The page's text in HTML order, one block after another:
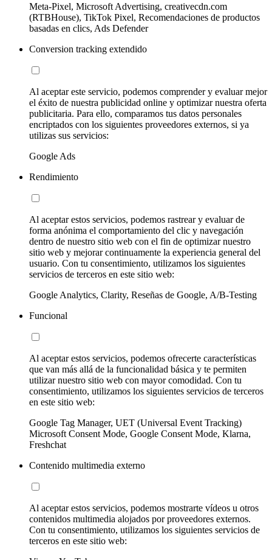
Meta-Pixel, Microsoft Advertising, creativecdn.com
(RTBHouse), TikTok Pixel, Recomendaciones de productos
basadas en clics, Ads Defender
Conversion tracking extendido
Al aceptar este servicio, podemos comprender y evaluar mejor
el éxito de nuestra publicidad online y optimizar nuestra oferta
publicitaria. Para ello, comparamos tus datos personales
encriptados con los siguientes proveedores externos, si ya
utilizas sus servicios:
Google Ads
Rendimiento
Al aceptar estos servicios, podemos rastrear y evaluar de
forma anónima el comportamiento del clic y navegación
dentro de nuestro sitio web con el fin de optimizar nuestro
sitio web y mejorar continuamente la experiencia general del
usuario. Con tu consentimiento, utilizamos los siguientes
servicios de terceros en este sitio web:
Google Analytics, Clarity, Reseñas de Google, A/B-Testing
Funcional
Al aceptar estos servicios, podemos ofrecerte características
que van más allá de la funcionalidad básica y te permiten
utilizar nuestro sitio web con mayor comodidad. Con tu
consentimiento, utilizamos los siguientes servicios de terceros
en este sitio web:
Google Tag Manager, UET (Universal Event Tracking)
Microsoft Consent Mode, Google Consent Mode, Klarna,
Freshchat
Contenido multimedia externo
Al aceptar estos servicios, podemos mostrarte vídeos u otros
contenidos multimedia alojados por proveedores externos.
Con tu consentimiento, utilizamos los siguientes servicios de
terceros en este sitio web: